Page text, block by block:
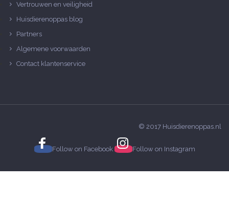
Vertrouwen en veiligheid
Huisdierenoppas blog
Partners
Algemene voorwaarden
Contact klantenservice
© 2017 Huisdierenoppas.nl
Follow on Facebook Follow on Instagram